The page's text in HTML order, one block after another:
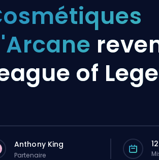
of
Anthony King
Partenaire